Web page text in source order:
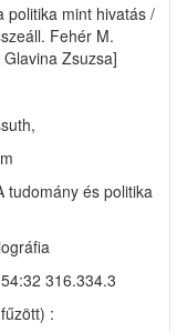
politika mint hivatás /
Fehér M.
Zsuzsa]
tudomány és politika
316.334.3
: